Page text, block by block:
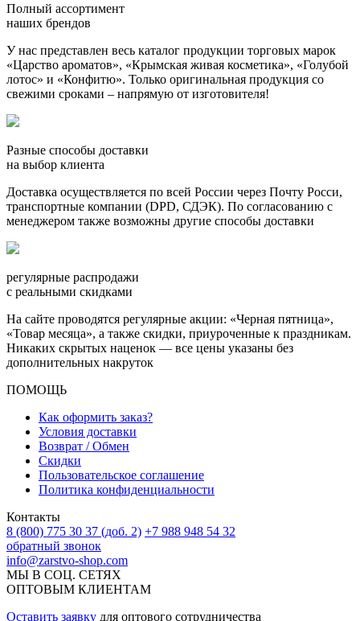
Полный ассортимент
наших брендов
У нас представлен весь каталог продукции торговых марок
«Царство ароматов», «Крымская живая косметика», «Голубой
лотос» и «Конфитю». Только оригинальная продукция со
свежими сроками – напрямую от изготовителя!
Разные способы доставки
на выбор клиента
Доставка осуществляется по всей России через Почту Росси,
транспортные компании (DPD, СДЭК). По согласованию с
менеджером также возможны другие способы доставки
регулярные распродажи
с реальными скидками
На сайте проводятся регулярные акции: «Черная пятница»,
«Товар месяца», а также скидки, приуроченные к праздникам.
Никаких скрытых наценок — все цены указаны без
дополнительных накруток
ПОМОЩЬ
Как оформить заказ?
Условия доставки
Возврат / Обмен
Скидки
Пользовательское соглашение
Политика конфиденциальности
Контакты
8 (800) 775 30 37 (доб. 2) +7 988 948 54 32
обратный звонок
info@zarstvo-shop.com
МЫ В СОЦ. СЕТЯХ
ОПТОВЫМ КЛИЕНТАМ
Оставить заявку для оптового сотрудничества